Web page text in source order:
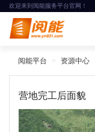
欢迎来到阅能服务平台官网！
阅能平台 资源中心
营地完工后面貌